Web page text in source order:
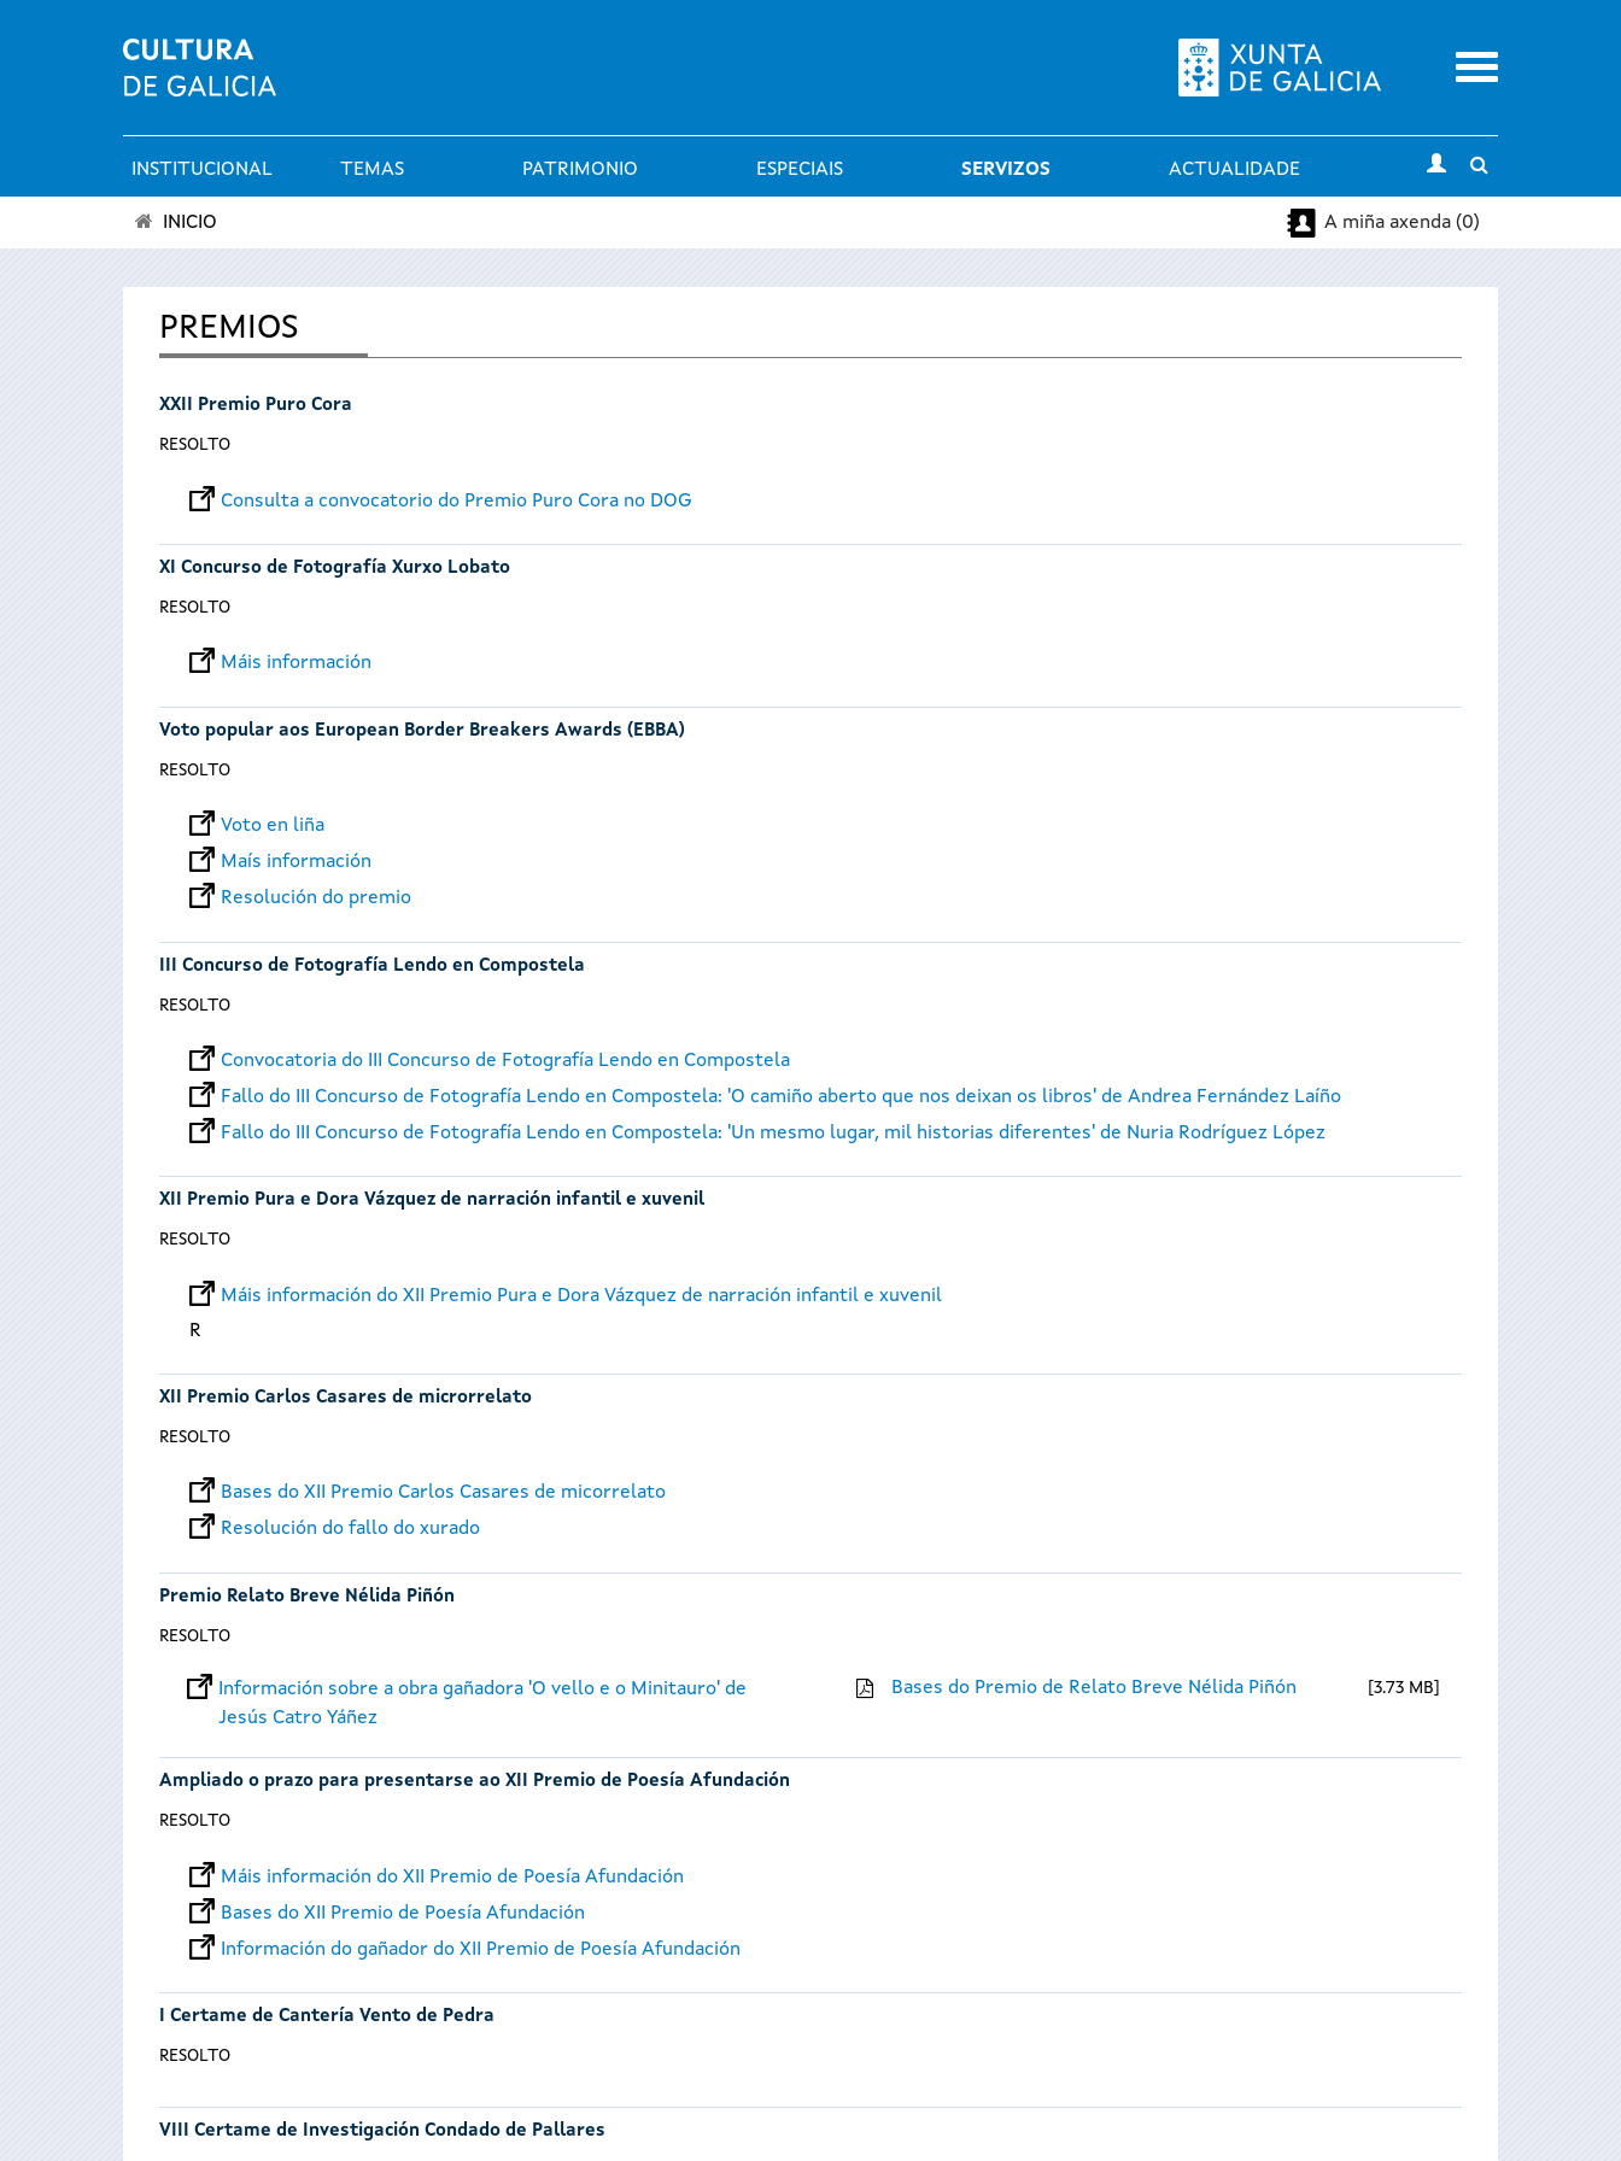
Menu
Menú
principal
INSTITUCIONAL TEMAS PATRIMONIO ESPECIAIS SERVIZOS ACTUALIDADE
search
está
INICIO A miña axenda (0)
PREMIOS
XXII Premio Puro Cora
RESOLTO
Consulta a convocatorio do Premio Puro Cora no DOG
XI Concurso de Fotografía Xurxo Lobato
RESOLTO
Máis información
Voto popular aos European Border Breakers Awards (EBBA)
RESOLTO
Voto en liña
Maís información
Resolución do premio
III Concurso de Fotografía Lendo en Compostela
RESOLTO
Convocatoria do III Concurso de Fotografía Lendo en Compostela
Fallo do III Concurso de Fotografía Lendo en Compostela: 'O camiño aberto que nos deixan os libros' de Andrea Fernández Laíño
Fallo do III Concurso de Fotografía Lendo en Compostela: 'Un mesmo lugar, mil historias diferentes' de Nuria Rodríguez López
XII Premio Pura e Dora Vázquez de narración infantil e xuvenil
RESOLTO
Máis información do XII Premio Pura e Dora Vázquez de narración infantil e xuvenil
R
XII Premio Carlos Casares de microrrelato
RESOLTO
Bases do XII Premio Carlos Casares de micorrelato
Resolución do fallo do xurado
Premio Relato Breve Nélida Piñón
RESOLTO
Información sobre a obra gañadora 'O vello e o Minitauro' de
Jesús Catro Yáñez
Bases do Premio de Relato Breve Nélida Piñón 3.73 MB
Ampliado o prazo para presentarse ao XII Premio de Poesía Afundación
RESOLTO
Máis información do XII Premio de Poesía Afundación
Bases do XII Premio de Poesía Afundación
Información do gañador do XII Premio de Poesía Afundación
I Certame de Cantería Vento de Pedra
RESOLTO
VIII Certame de Investigación Condado de Pallares